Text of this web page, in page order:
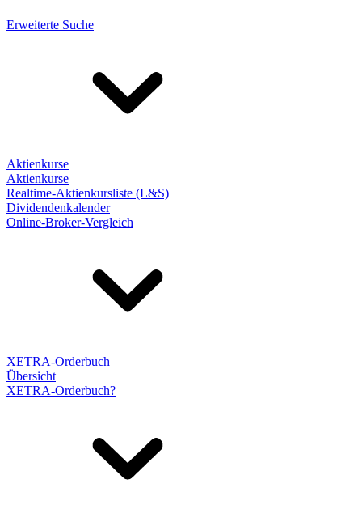
Erweiterte Suche
Aktienkurse
Aktienkurse
Realtime-Aktienkursliste (L&S)
Dividendenkalender
Online-Broker-Vergleich
XETRA-Orderbuch
Übersicht
XETRA-Orderbuch?